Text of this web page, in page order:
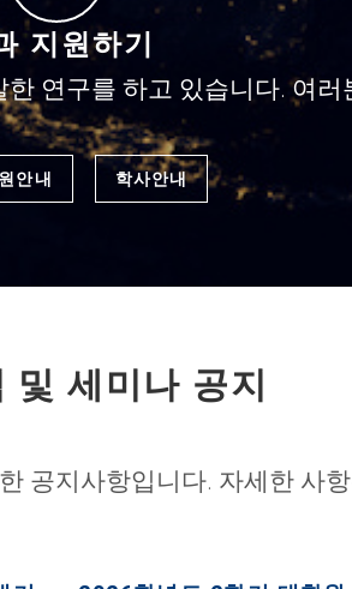
지원하기
연구를 하고 있습니다. 여
안내 학사안내
및 세미나 공지
공지사항입니다. 자세한 사